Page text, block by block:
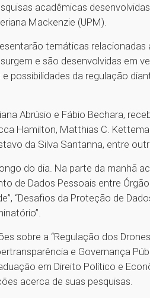
acadêmicas
Mackenzie (UPM).
temáticas relacionadas
e são desenvolvidas em
possibilidades da regulação
Abrúsio e Fábio Bechara,
Hamilton, Matthias C.
da Silva Santanna, entre
do dia. Na parte da manhã
de Dados Pessoais entre
“Desafios da Proteção de
sobre a “Regulação dos
e Governança
em Direito Político e
acerca de suas pesquisas.